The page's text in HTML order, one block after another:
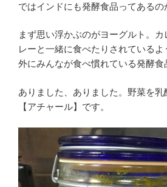
ではインドにも発酵食品ってあるの
まず思い浮かぶのがヨーグルト。
レーと一緒に食べたりされている
外にみんなが食べ慣れている発酵食
ありました、ありました。野菜を
【アチャール】です。